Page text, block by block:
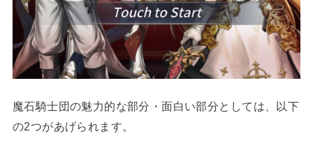
魔石騎士団の魅力的な部分・面白い部分としては、以下
の2つがあげられます。